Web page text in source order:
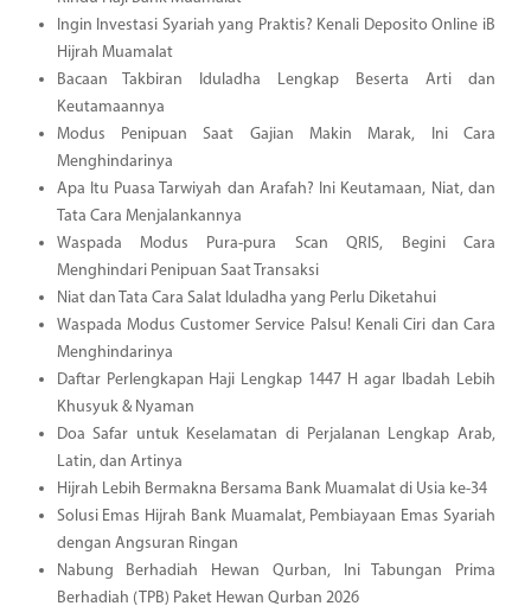
Ingin Investasi Syariah yang Praktis? Kenali Deposito Online iB
Hijrah Muamalat
Bacaan Takbiran Iduladha Lengkap Beserta Arti dan
Keutamaannya
Modus Penipuan Saat Gajian Makin Marak, Ini Cara
Menghindarinya
Apa Itu Puasa Tarwiyah dan Arafah? Ini Keutamaan, Niat, dan
Tata Cara Menjalankannya
Waspada Modus Pura-pura Scan QRIS, Begini Cara
Menghindari Penipuan Saat Transaksi
Niat dan Tata Cara Salat Iduladha yang Perlu Diketahui
Waspada Modus Customer Service Palsu! Kenali Ciri dan Cara
Menghindarinya
Daftar Perlengkapan Haji Lengkap 1447 H agar Ibadah Lebih
Khusyuk & Nyaman
Doa Safar untuk Keselamatan di Perjalanan Lengkap Arab,
Latin, dan Artinya
Hijrah Lebih Bermakna Bersama Bank Muamalat di Usia ke-34
Solusi Emas Hijrah Bank Muamalat, Pembiayaan Emas Syariah
dengan Angsuran Ringan
Nabung Berhadiah Hewan Qurban, Ini Tabungan Prima
Berhadiah (TPB) Paket Hewan Qurban 2026